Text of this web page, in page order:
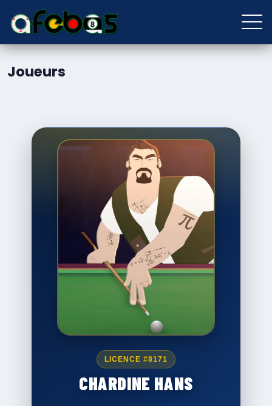
Joueurs
LICENCE #8171
CHARDINE HANS